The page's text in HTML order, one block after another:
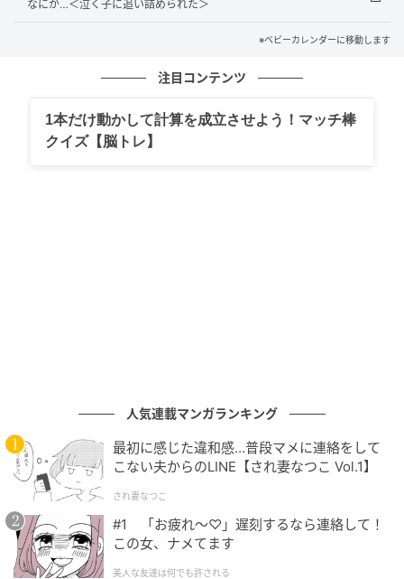
実は直前に、別の子が積み木を口に入れて遊んでいる
のを、娘はしっかり見ていたのです。
「あ……それでやらなかったの？」と聞くと、娘はこっ
くりと頷きました。そのやり取りを見ていた保健師さ
◇ ◇ ◇
専門家のアドバイスは、子どもの成長を客観的に見守
るための大切なヒントになります。ただ、健診という
限られた時間の中では、どうしてもお子さんの本来の
姿が見えにくい場合もあります。
なにが…＜泣く子に追い詰められた＞
※ベビーカレンダーに移動します
注目コンテンツ
1本だけ動かして計算を成立させよう！マッチ棒
クイズ【脳トレ】
人気連載マンガランキング
最初に感じた違和感…普段マメに連絡をして
こない夫からのLINE【され妻なつこ Vol.1】
され妻なつこ
#1 「お疲れ〜♡」遅刻するなら連絡して！
この女、ナメてます
美人な友達は何でも許される